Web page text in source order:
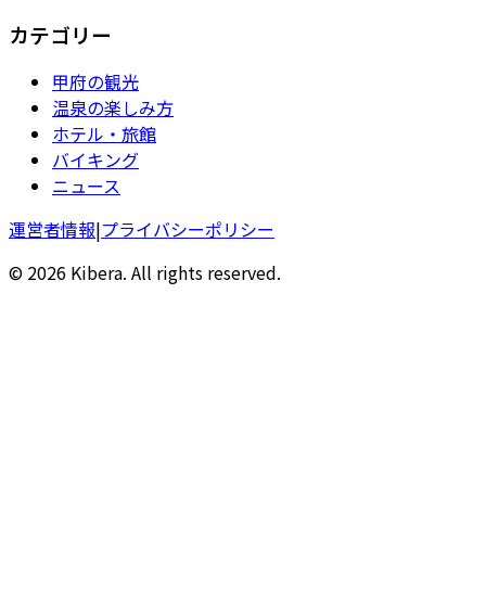
カテゴリー
甲府の観光
温泉の楽しみ方
ホテル・旅館
バイキング
ニュース
運営者情報|プライバシーポリシー
© 2026 Kibera. All rights reserved.